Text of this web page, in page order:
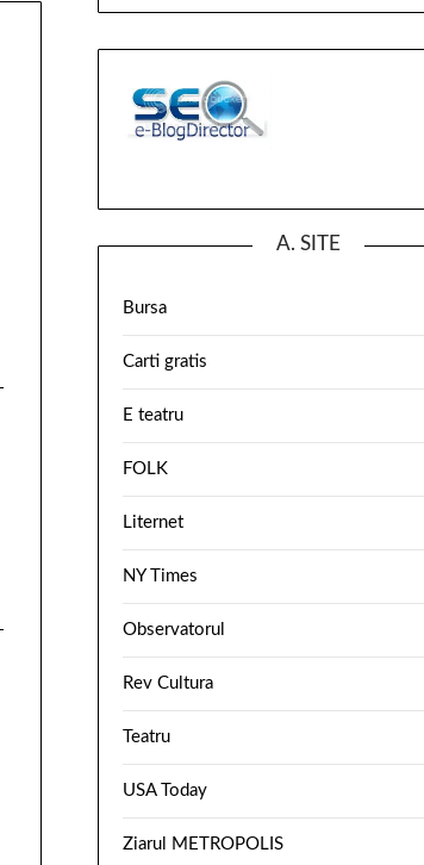
A. SITE
Bursa
Carti gratis
E teatru
FOLK
Liternet
NY Times
Observatorul
Rev Cultura
Teatru
USA Today
Ziarul METROPOLIS